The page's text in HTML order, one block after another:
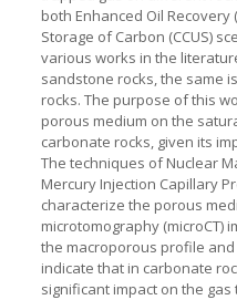
both Enhanced Oil Recovery
Storage of Carbon (CCUS)
various works in the
sandstone rocks, the same
rocks. The purpose of this
porous medium on the
carbonate rocks, given its
The techniques of Nuclear
Mercury Injection Capillary
characterize the porous
microtomography (microCT)
the macroporous profile
indicate that in carbonate
significant impact on the